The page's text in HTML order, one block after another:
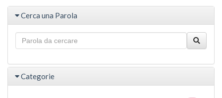
Cerca una Parola
Categorie